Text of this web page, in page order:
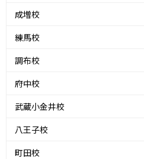
成増校
練馬校
調布校
府中校
武蔵小金井校
八王子校
町田校